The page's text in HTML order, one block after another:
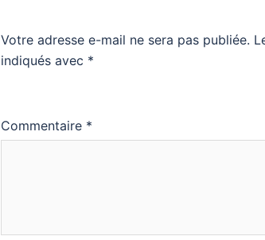
Votre adresse e-mail ne sera pas publiée.
indiqués avec *
Commentaire *